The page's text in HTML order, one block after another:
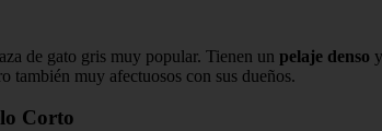
de gato gris muy popular. Tienen un pelaje denso
también muy afectuosos con sus dueños.
Corto